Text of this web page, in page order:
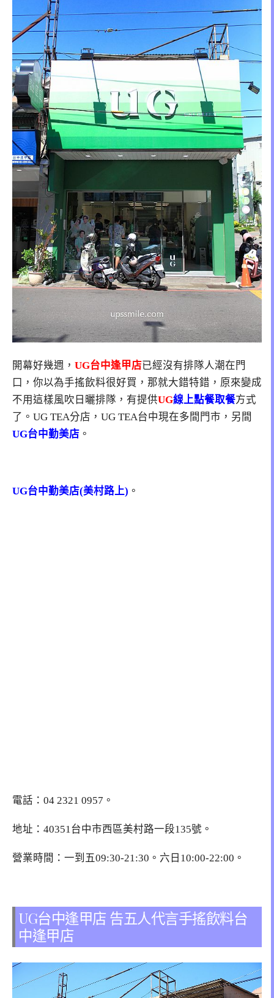
開幕好幾週， UG台中逢甲店已經沒有排隊人潮在門
口，你以為手搖飲料很好買，那就大錯特錯，原來變成
不用這樣風吹日曬排隊，有提供UG線上點餐取餐方式
了。UG TEA分店，UG TEA台中現在多間門市，另間
UG台中勤美店 。
UG台中勤美店(美村路上) 。
電話： 04 2321 0957 。
地址：40351台中市西區美村路一段135號。
營業時間：一到五09:30-21:30。六日10:00-22:00。
UG台中逢甲店 告五人代言手搖飲料台
中逢甲店